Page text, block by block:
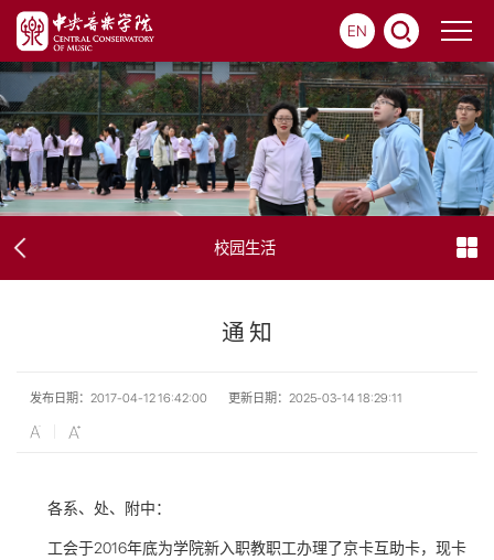
EN
校园生活
通 知
发布日期：2017-04-12 16:42:00 更新日期：2025-03-14 18:29:11
各系、处、附中：
工会于2016年底为学院新入职教职工办理了京卡互助卡，现卡